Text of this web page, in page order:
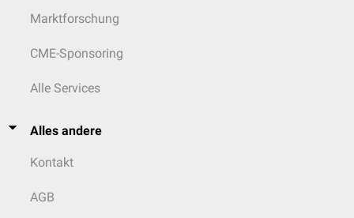
Marktforschung
CME-Sponsoring
Alle Services
Alles andere
Kontakt
AGB